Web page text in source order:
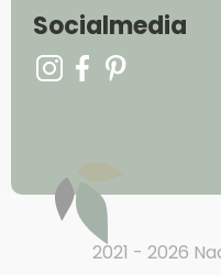
Socialmedia
2021 - 2026